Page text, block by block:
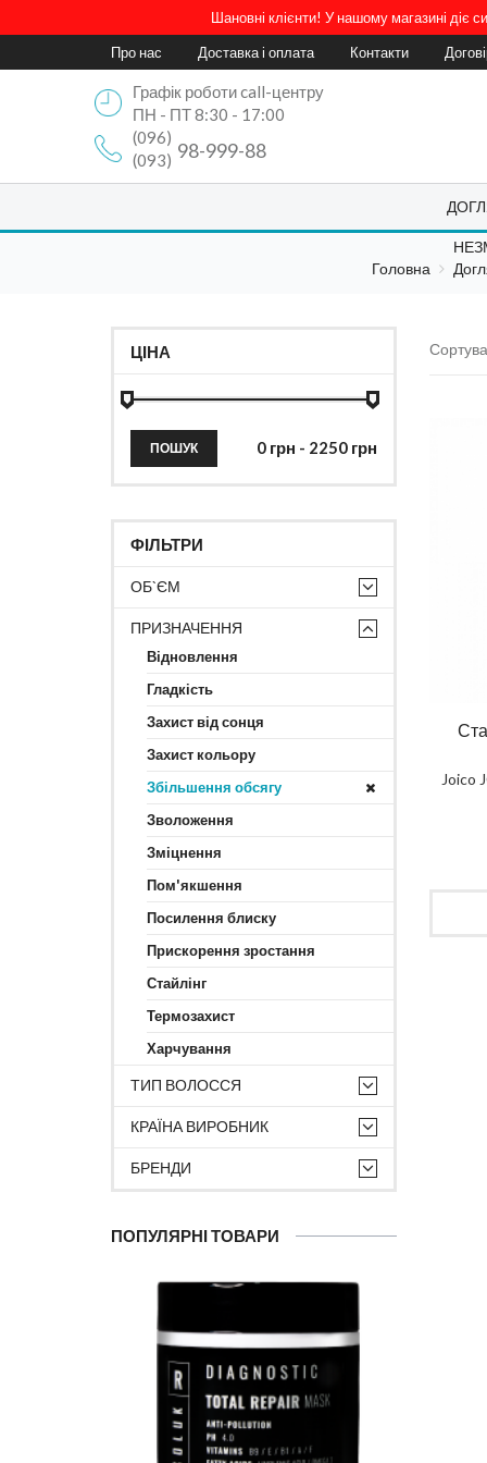
Шановні клієнти! У нашому магазині діє
Про нас
Доставка і оплата Контакти
Графік роботи call-центру
ПН - ПТ 8:30 - 17:00
(096)
98-999-88
(093)
Головна
ЦІНА
ПОШУК
ФІЛЬТРИ
ОБ`ЄМ
ПРИЗНАЧЕННЯ
Відновлення
Гладкість
Захист від сонця
Захист кольору
Збільшення обсягу
Зволоження
Зміцнення
Пом'якшення
Посилення блиску
Прискорення зростання
Стайлінг
Термозахист
Харчування
ТИП ВОЛОССЯ
КРАЇНА ВИРОБНИК
БРЕНДИ
ПОПУЛЯРНІ ТОВАРИ
Joico